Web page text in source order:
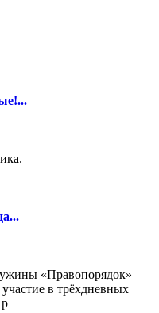
«Правопорядок»
в трёхдневных